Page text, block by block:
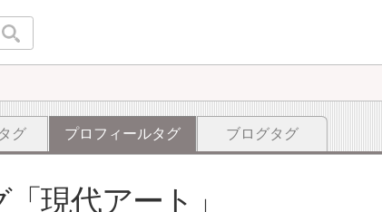
グ プロフィールタグ ブログタグ
現代アート